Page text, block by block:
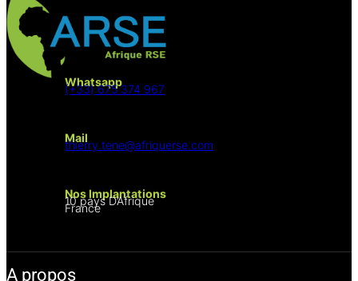
Whatsapp
(+33) 675 374 967
Mail
thierry.tene@afriquerse.com
Nos Implantations
10 pays D’Afrique
France
A propos